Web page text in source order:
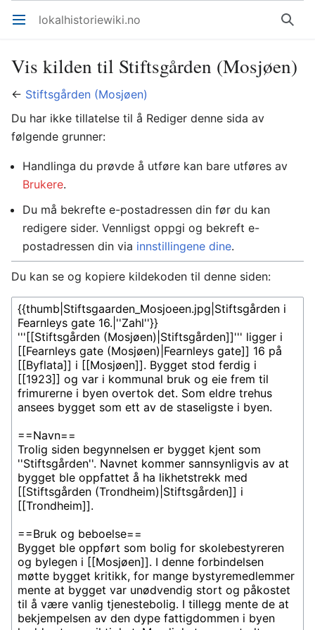
Åpne hovedmenyen lokalhistoriewiki.no Søk
Vis kilden til Stiftsgården (Mosjøen)
← Stiftsgården (Mosjøen)
Du har ikke tillatelse til å Rediger denne sida av
følgende grunner:
Handlinga du prøvde å utføre kan bare utføres av
Brukere.
Du må bekrefte e-postadressen din før du kan
redigere sider. Vennligst oppgi og bekreft e-
postadressen din via innstillingene dine.
Du kan se og kopiere kildekoden til denne siden: